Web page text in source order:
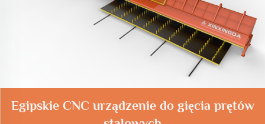
Egipskie CNC urządzenie do gięcia prętów